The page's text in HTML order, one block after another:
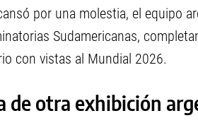
por una molestia, el equipo
Sudamericanas,
con vistas al Mundial 2026.
de otra exhibición